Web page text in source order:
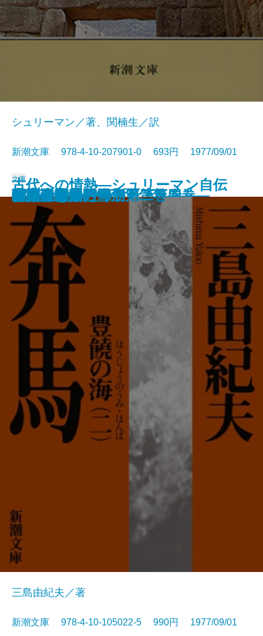
喪失の儀礼
パルタイ
夢魔の標的
天人五衰―豊饒の海・第四巻―
海流のなかの島々〔上〕
海流のなかの島々〔下〕
暁の寺―豊饒の海・第三巻―
果心居士の幻術
百万ドルをとり返せ！
古代への情熱―シュリーマン自伝
―
シュリーマン／著、関楠生／訳
新潮文庫 978-4-10-207901-0 693円 1977/09/01
文庫
奔馬―豊饒の海・第二巻―
三島由紀夫／著
新潮文庫 978-4-10-105022-5 990円 1977/09/01
白い服の男
先導者・赤い雪崩
午後の恐竜
彼の生きかた
巨人の磯
宇宙のあいさつ
精神分析入門〔上〕
精神分析入門〔下〕
幸福論